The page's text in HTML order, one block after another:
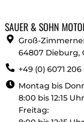
SAUER & SOHN
Groß-
64807 Dieburg,
+49 (0) 6071 206
Montag bis
8:00 bis 12:15
Freitag: